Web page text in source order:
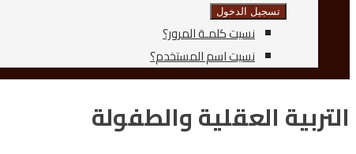
تسجيل الدخول
نسيت كلمـة المرور؟
نسيت اسم المستخدم؟
التربية العقلية والطفولة